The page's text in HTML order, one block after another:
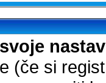
(če si